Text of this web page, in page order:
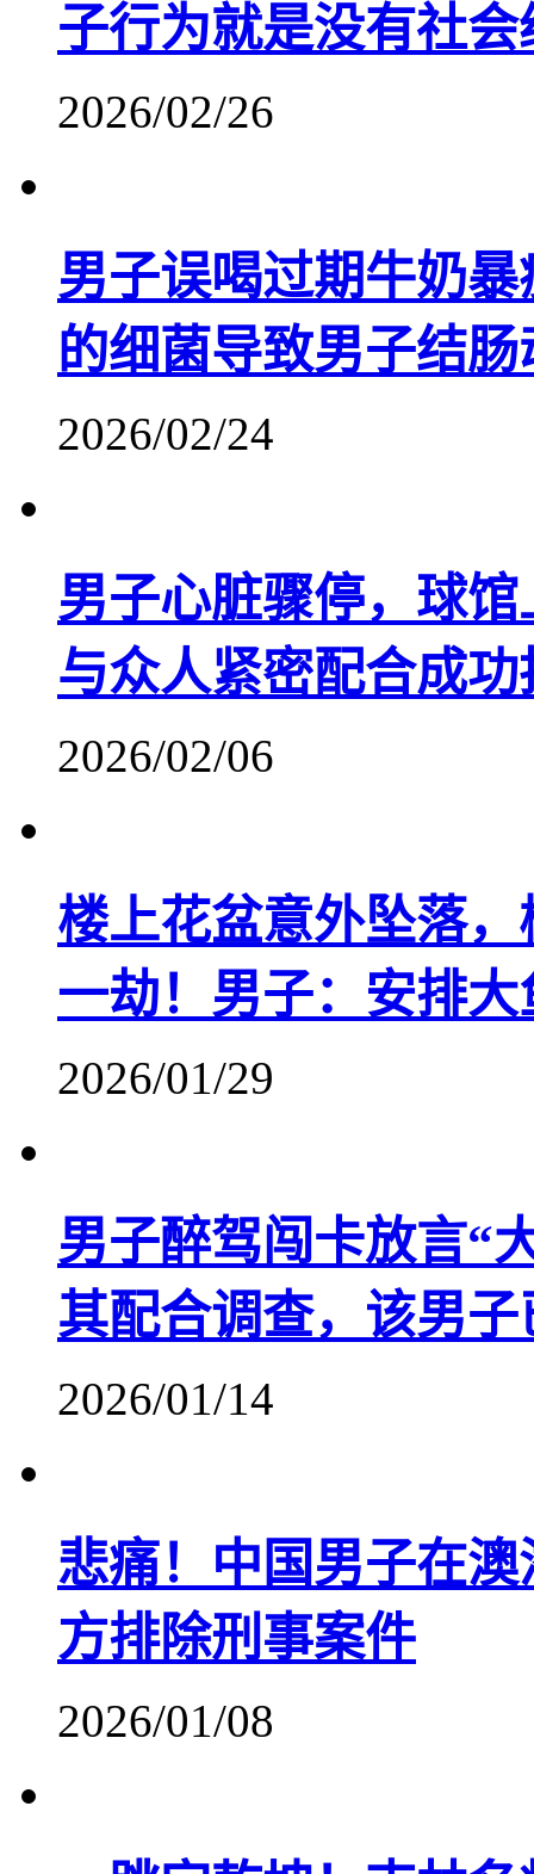
子行为就是没有社会
2026/02/26
男子误喝过期牛奶
的细菌导致男子结
2026/02/24
男子心脏骤停，球
与众人紧密配合成
2026/02/06
楼上花盆意外坠落
一劫！男子：安排大
2026/01/29
男子醉驾闯卡放言“
其配合调查，该男子
2026/01/14
悲痛！中国男子在
方排除刑事案件
2026/01/08